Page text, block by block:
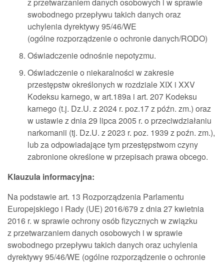
swobodnego przepływu takich danych oraz
uchylenia dyrektywy 95/46/WE
(ogólne rozporządzenie o ochronie danych/RODO)
Oświadczenie odnośnie nepotyzmu.
Oświadczenie o niekaralności w zakresie
przestępstw określonych w rozdziale XIX i XXV
Kodeksu karnego, w art.189a i art. 207 Kodeksu
karnego (t.j. Dz.U. z 2024 r. poz.17 z późn. zm.) oraz
w ustawie z dnia 29 lipca 2005 r. o przeciwdziałaniu
narkomanii (tj. Dz.U. z 2023 r. poz. 1939 z poźn. zm.),
lub za odpowiadające tym przestępstwom czyny
zabronione określone w przepisach prawa obcego.
Klauzula informacyjna:
Na podstawie art. 13 Rozporządzenia Parlamentu
Europejskiego i Rady (UE) 2016/679 z dnia 27 kwietnia
2016 r. w sprawie ochrony osób fizycznych w związku
z przetwarzaniem danych osobowych i w sprawie
swobodnego przepływu takich danych oraz uchylenia
dyrektywy 95/46/WE (ogólne rozporządzenie o ochronie